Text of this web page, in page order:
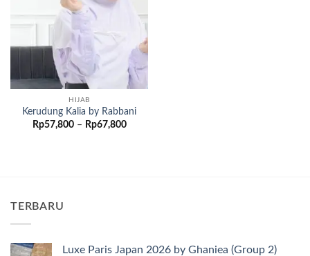
HIJAB
Kerudung Kalia by Rabbani
Rp57,800 – Rp67,800Rentang
TERBARU
Luxe Paris Japan 2026 by Ghaniea (Group 2)